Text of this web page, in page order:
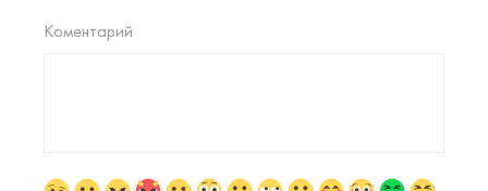
Коментарий